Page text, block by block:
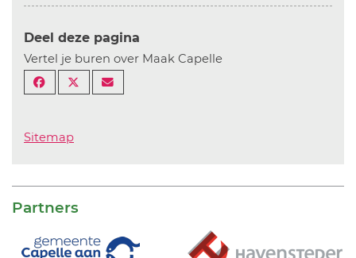
Deel deze pagina
Vertel je buren over Maak Capelle
Sitemap
Partners